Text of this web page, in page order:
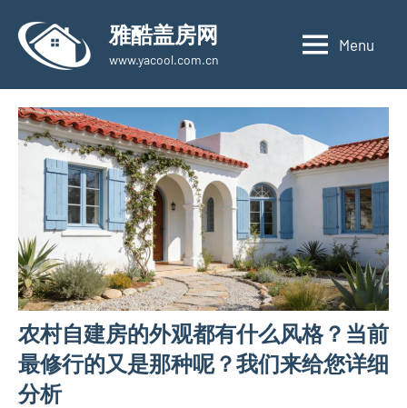
content
雅酷盖房网
www.yacool.com.cn
Menu
农村自建房的外观都有什么风格？当前
最修行的又是那种呢？我们来给您详细
分析